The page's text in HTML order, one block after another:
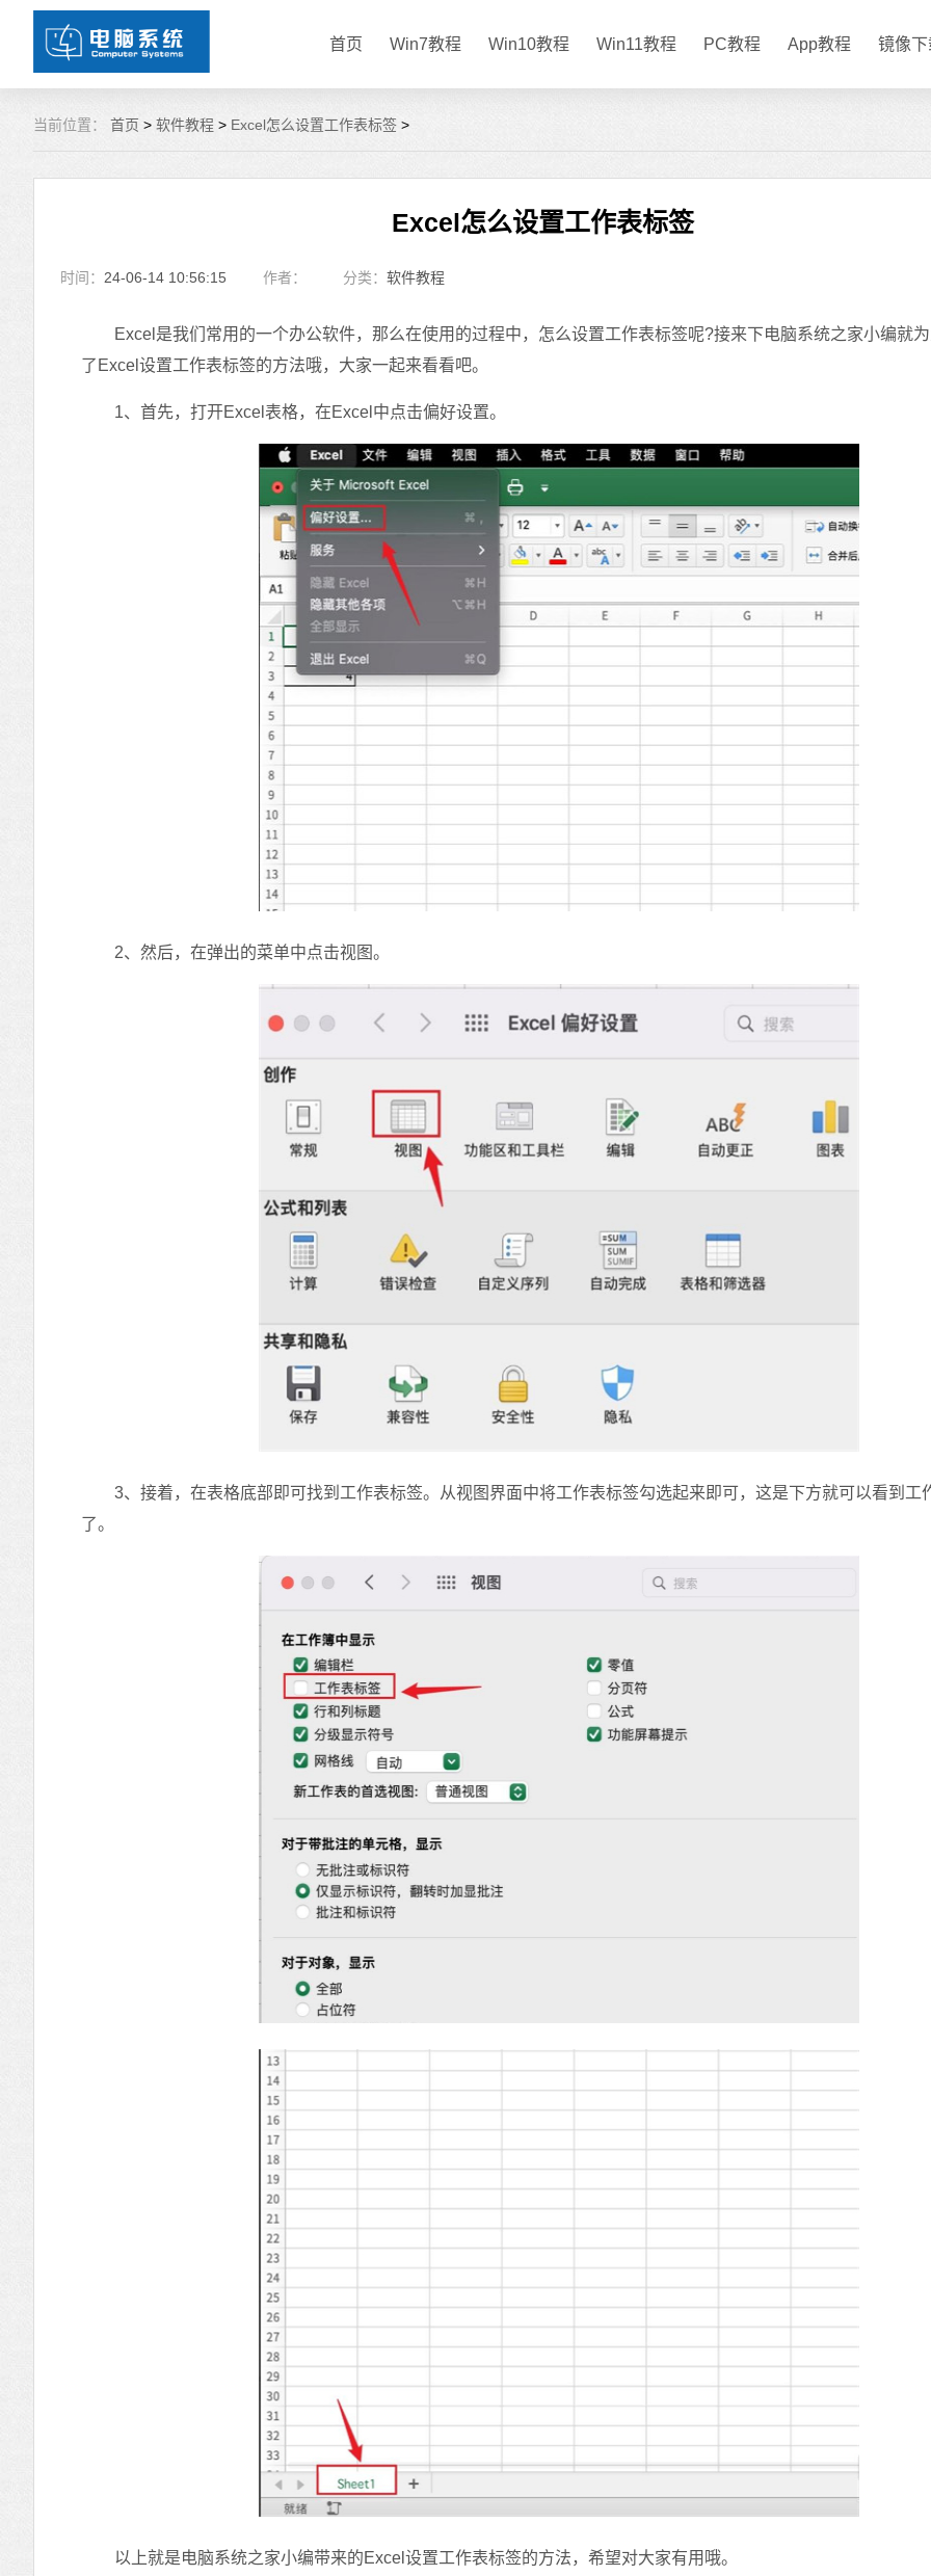
首页 Win7教程 Win10教程 Win11教程 PC教程 App教程 镜像下
当前位置： 首页 > 软件教程 > Excel怎么设置工作表标签 >
Excel怎么设置工作表标签
时间： 24-06-14 10:56:15 作者： 分类： 软件教程
Excel是我们常用的一个办公软件，那么在使用的过程中，怎么设置工作表标签呢?接来下电脑系统之家小编就
了Excel设置工作表标签的方法哦，大家一起来看看吧。
1、首先，打开Excel表格，在Excel中点击偏好设置。
2、然后，在弹出的菜单中点击视图。
3、接着，在表格底部即可找到工作表标签。从视图界面中将工作表标签勾选起来即可，这是下方就可以看到工
了。
以上就是电脑系统之家小编带来的Excel设置工作表标签的方法，希望对大家有用哦。